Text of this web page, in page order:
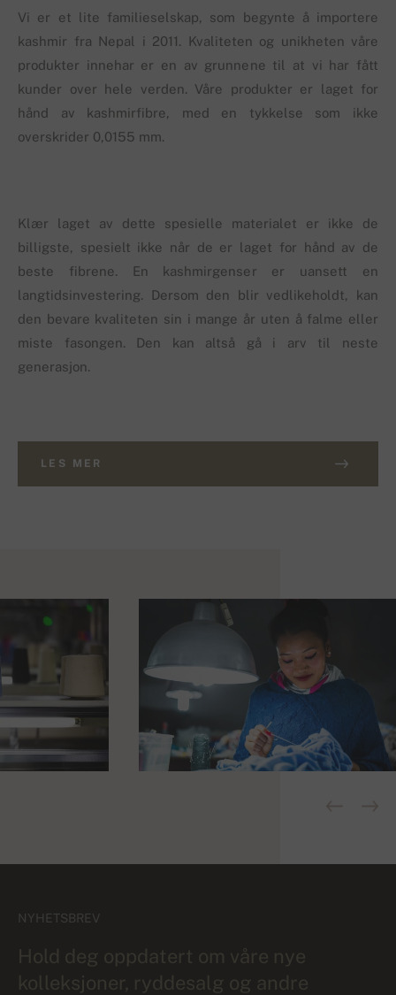
Vi er et lite familieselskap, som begynte å importere
kashmir fra Nepal i 2011. Kvaliteten og unikheten våre
produkter innehar er en av grunnene til at vi har fått
kunder over hele verden. Våre produkter er laget for
hånd av kashmirfibre, med en tykkelse som ikke
overskrider 0,0155 mm.
Klær laget av dette spesielle materialet er ikke de
billigste, spesielt ikke når de er laget for hånd av de
beste fibrene. En kashmirgenser er uansett en
langtidsinvestering. Dersom den blir vedlikeholdt, kan
den bevare kvaliteten sin i mange år uten å falme eller
miste fasongen. Den kan altså gå i arv til neste
generasjon.
LES MER
NYHETSBREV
Hold deg oppdatert om våre nye
kolleksjoner, ryddesalg og andre